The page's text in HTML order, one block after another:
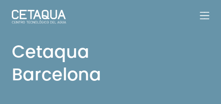
Cetaqua
Barcelona